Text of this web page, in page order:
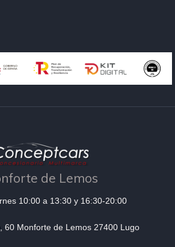
de Lemos
10:00 a 13:30 y 16:30-20:00
60 Monforte de Lemos 27400 Lugo